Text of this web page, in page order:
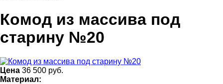
Комод из массива под
старину №20
Цена 36 500 руб.
Материал: